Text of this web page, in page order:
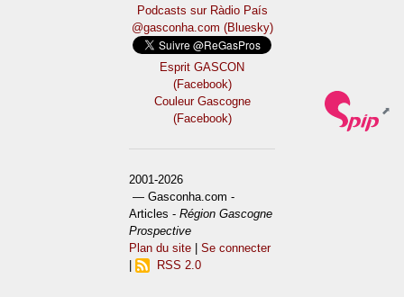
Podcasts sur Ràdio País
@gasconha.com (Bluesky)
Esprit GASCON
(Facebook)
Couleur Gascogne
(Facebook)
2001-2026
— Gasconha.com -
Articles -Région Gascogne
Prospective
Plan du site |Se connecter
|
RSS 2.0